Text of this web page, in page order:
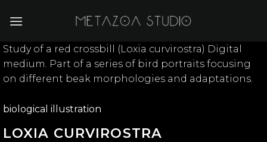
biological illustration
LOXIA CURVIROSTRA
Study of a red crossbill (Loxia curvirostra) Digital
medium. Part of a series of bird portraits focusing
on different beak morphologies and adaptations.